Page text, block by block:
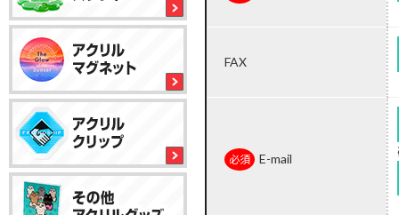
FAX
E-mail